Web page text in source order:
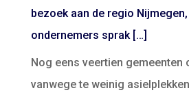
bezoek aan de regio
ondernemers sprak […]
Nog eens veertien gemeenten
vanwege te weinig asielplekken